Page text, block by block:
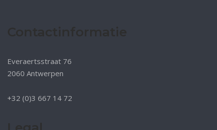
Everaertsstraat 76
2060 Antwerpen
+32 (0)3 667 14 72